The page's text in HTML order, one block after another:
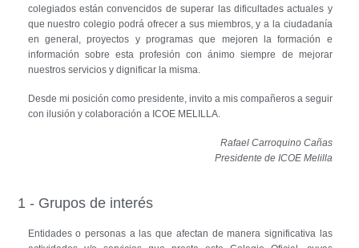
colegiados están convencidos de superar las dificultades actuales y
que nuestro colegio podrá ofrecer a sus miembros, y a la ciudadanía
en general, proyectos y programas que mejoren la formación e
información sobre esta profesión con ánimo siempre de mejorar
nuestros servicios y dignificar la misma.
Desde mi posición como presidente, invito a mis compañeros a seguir
con ilusión y colaboración a ICOE MELILLA.
Rafael Carroquino Cañas
Presidente de ICOE Melilla
1 - Grupos de interés
Entidades o personas a las que afectan de manera significativa las